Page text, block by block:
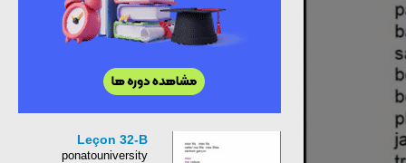
Leçon 32-B
ponatouniversity